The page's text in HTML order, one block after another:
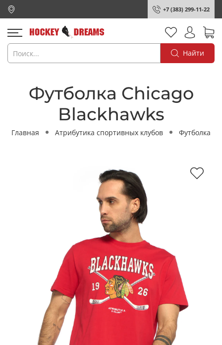
+7 (383) 299-11-22
Найти
Футболка Chicago
Blackhawks
Главная Атрибутика спортивных клубов Футболка